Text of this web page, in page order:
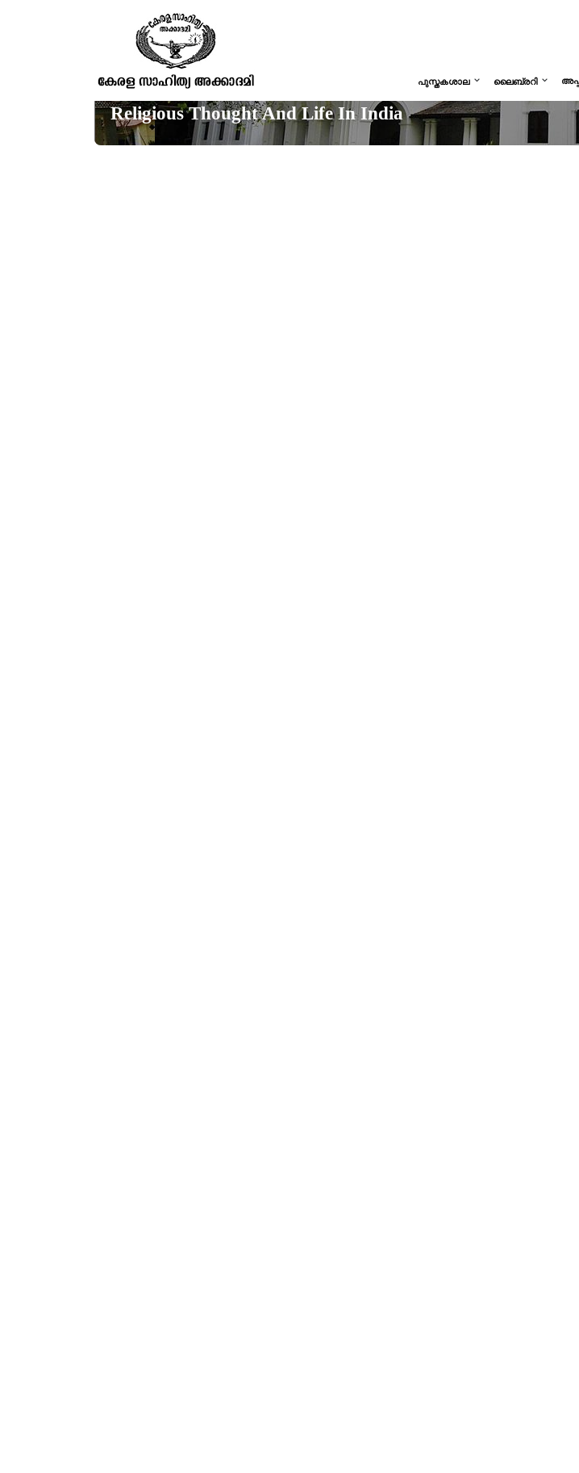
പുസ്തകശാല ലൈബ്രറി
Religious Thought And Life In India